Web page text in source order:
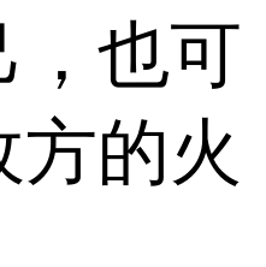
，也可
方的火